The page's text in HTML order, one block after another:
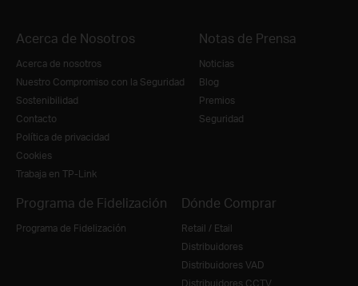
Acerca de Nosotros
Acerca de nosotros
Nuestro Compromiso con la Seguridad
Sostenibilidad
Contacto
Política de privacidad
Cookies
Trabaja en TP-Link
Notas de Prensa
Noticias
Blog
Premios
Seguridad
Programa de Fidelización
Programa de Fidelización
Dónde Comprar
Retail / Etail
Distribuidores
Distribuidores VAD
Distribuidores CCTV